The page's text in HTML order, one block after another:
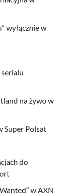
wyłącznie w
serialu
na żywo w
Super Polsat
do
w AXN